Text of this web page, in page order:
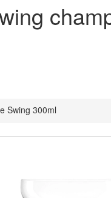
Swing 300ml